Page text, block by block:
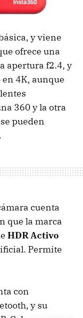
y viene
ofrece una
apertura f2.4, y
4K, aunque
360 y la otra
pueden
cuenta
que la marca
HDR Activo
Permite
con
y su